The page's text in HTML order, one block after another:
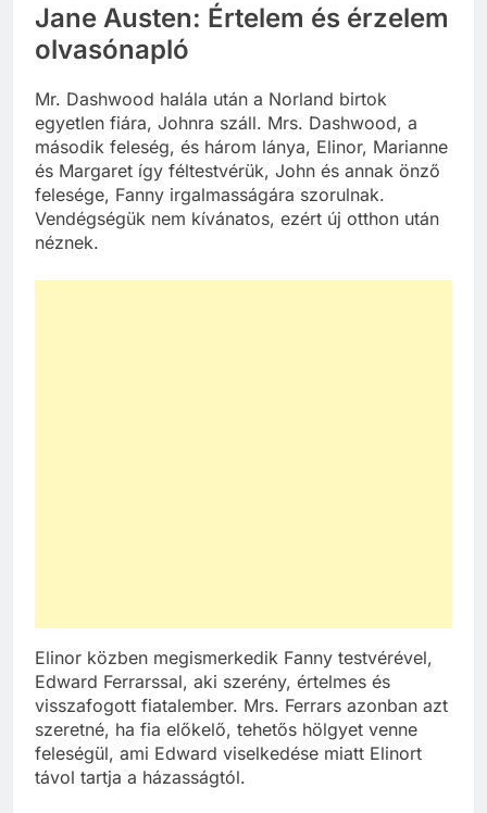
Jane Austen: Értelem és érzelem
olvasónapló
Mr. Dashwood halála után a Norland birtok
egyetlen fiára, Johnra száll. Mrs. Dashwood, a
második feleség, és három lánya, Elinor, Marianne
és Margaret így féltestvérük, John és annak önző
felesége, Fanny irgalmasságára szorulnak.
Vendégségük nem kívánatos, ezért új otthon után
néznek.
Elinor közben megismerkedik Fanny testvérével,
Edward Ferrarssal, aki szerény, értelmes és
visszafogott fiatalember. Mrs. Ferrars azonban azt
szeretné, ha fia előkelő, tehetős hölgyet venne
feleségül, ami Edward viselkedése miatt Elinort
távol tartja a házasságtól.